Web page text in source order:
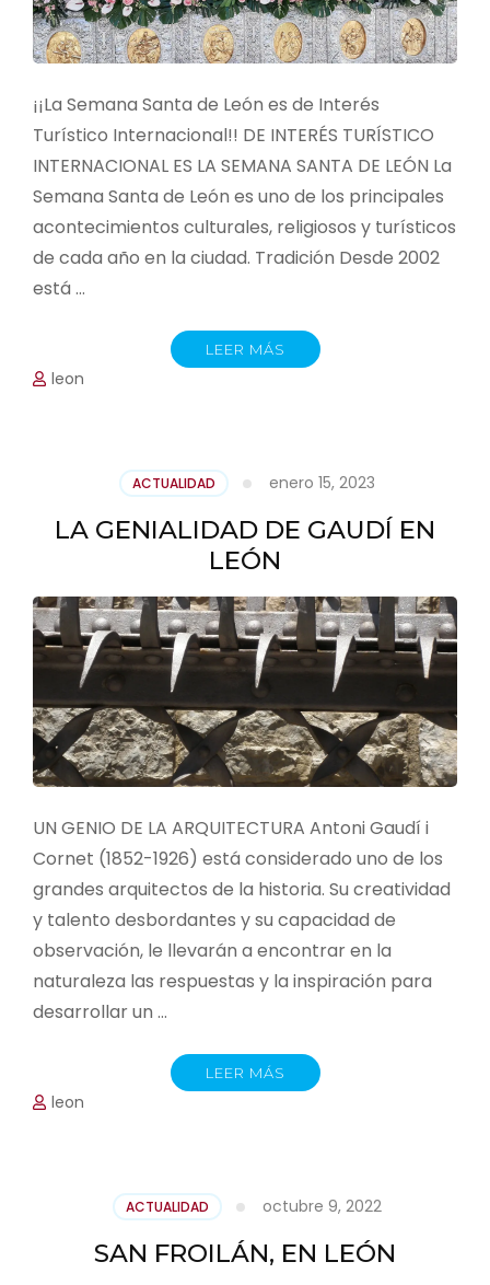
¡¡La Semana Santa de León es de Interés
Turístico Internacional!! DE INTERÉS TURÍSTICO
INTERNACIONAL ES LA SEMANA SANTA DE LEÓN La
Semana Santa de León es uno de los principales
acontecimientos culturales, religiosos y turísticos
de cada año en la ciudad. Tradición Desde 2002
está …
LEER MÁS
leon
ACTUALIDAD enero 15, 2023
LA GENIALIDAD DE GAUDÍ EN
LEÓN
UN GENIO DE LA ARQUITECTURA Antoni Gaudí i
Cornet (1852-1926) está considerado uno de los
grandes arquitectos de la historia. Su creatividad
y talento desbordantes y su capacidad de
observación, le llevarán a encontrar en la
naturaleza las respuestas y la inspiración para
desarrollar un …
LEER MÁS
leon
ACTUALIDAD octubre 9, 2022
SAN FROILÁN, EN LEÓN